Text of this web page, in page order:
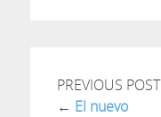
PREVIOUS POST
← El nuevo